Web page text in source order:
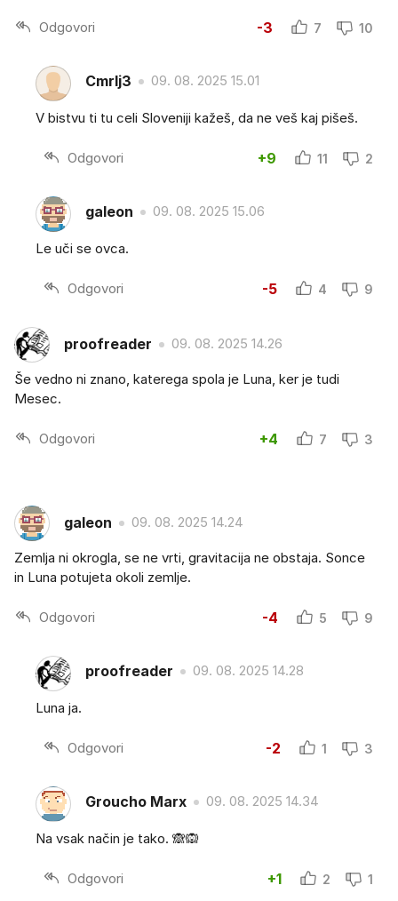
Odgovori -3 7 10
Cmrlj3 09. 08. 2025 15.01
V bistvu ti tu celi Sloveniji kažeš, da ne veš kaj pišeš.
Odgovori +9 11 2
galeon 09. 08. 2025 15.06
Le uči se ovca.
Odgovori -5 4 9
proofreader 09. 08. 2025 14.26
Še vedno ni znano, katerega spola je Luna, ker je tudi
Mesec.
Odgovori +4 7 3
galeon 09. 08. 2025 14.24
Zemlja ni okrogla, se ne vrti, gravitacija ne obstaja. Sonce
in Luna potujeta okoli zemlje.
Odgovori -4 5 9
proofreader 09. 08. 2025 14.28
Luna ja.
Odgovori -2 1 3
Groucho Marx 09. 08. 2025 14.34
Na vsak način je tako. 🙈🙉
Odgovori +1 2 1